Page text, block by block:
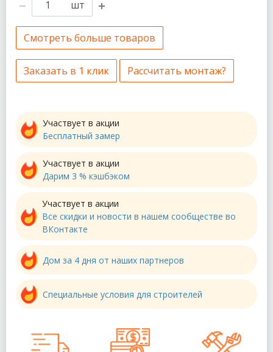
шт
Смотреть больше товаров
Заказать в 1 клик Рассчитать монтаж?
Участвует в акции
Бесплатный замер
Участвует в акции
Дарим 3 % кэшбэком
Участвует в акции
Все скидки и новости в нашем сообществе во
ВКонтакте
Дом за 4 дня от наших партнеров
Специальные условия для строителей